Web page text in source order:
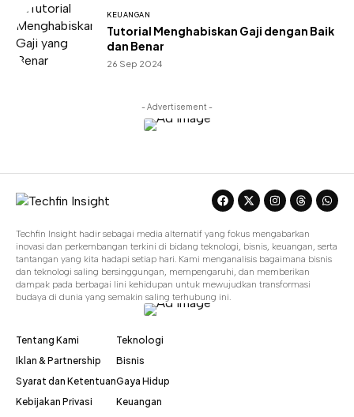
KEUANGAN
Tutorial Menghabiskan Gaji dengan Baik
dan Benar
26 Sep 2024
- Advertisement -
Techfin Insight hadir sebagai media alternatif yang fokus mengabarkan
inovasi dan perkembangan terkini di bidang teknologi, bisnis, keuangan, serta
tantangan yang kita hadapi setiap hari. Kami menganalisis bagaimana bisnis
dan teknologi saling bersinggungan, mempengaruhi, dan memberikan
dampak pada berbagai lini kehidupan untuk mewujudkan transformasi
budaya di dunia yang semakin saling terhubung ini.
Tentang Kami
Iklan & Partnership
Syarat dan Ketentuan
Kebijakan Privasi
Teknologi
Bisnis
Gaya Hidup
Keuangan